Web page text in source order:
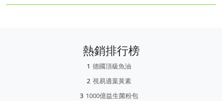
熱銷排行榜
德國頂級魚油
視易適葉黃素
1000億益生菌粉包